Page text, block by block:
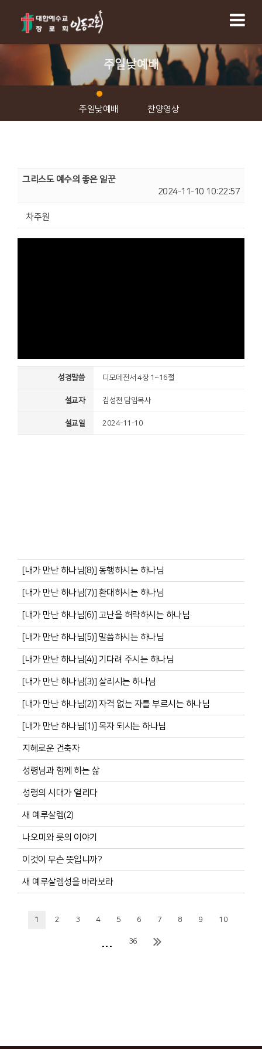
주일낮예배
주일낮예배 찬양영상
그리스도 예수의 좋은 일꾼
2024-11-10 10:22:57
차주원
성경말씀 디모데전서 4장 1~16절
설교자 김성천 담임목사
설교일 2024-11-10
[내가 만난 하나님(8)] 동행하시는 하나님
[내가 만난 하나님(7)] 환대하시는 하나님
[내가 만난 하나님(6)] 고난을 허락하시는 하나님
[내가 만난 하나님(5)] 말씀하시는 하나님
[내가 만난 하나님(4)] 기다려 주시는 하나님
[내가 만난 하나님(3)] 살리시는 하나님
[내가 만난 하나님(2)] 자격 없는 자를 부르시는 하나님
[내가 만난 하나님(1)] 목자 되시는 하나님
지혜로운 건축자
성령님과 함께 하는 삶
성령의 시대가 열리다
새 예루살렘(2)
나오미와 룻의 이야기
이것이 무슨 뜻입니까?
새 예루살렘성을 바라보라
1 2 3 4 5 6 7 8 9 10
... 36